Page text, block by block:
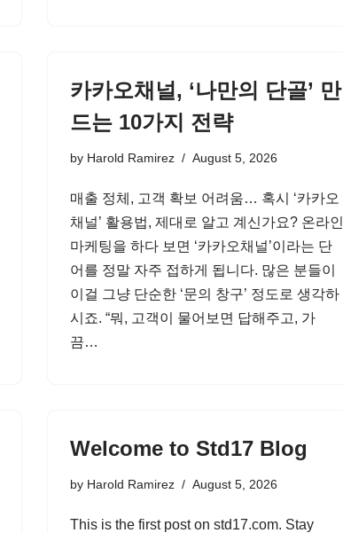
카카오채널, ‘나만의 단골’ 만
드는 10가지 전략
by Harold Ramirez August 5, 2026
매출 정체, 고객 확보 어려움… 혹시 ‘카카오
채널’ 활용법, 제대로 알고 계신가요? 온라인
마케팅을 하다 보면 ‘카카오채널’이라는 단
어를 정말 자주 접하게 됩니다. 많은 분들이
이걸 그냥 단순한 ‘문의 창구’ 정도로 생각하
시죠. “뭐, 고객이 물어보면 답해주고, 가
끔…
Welcome to Std17 Blog
by Harold Ramirez August 5, 2026
This is the first post on std17.com. Stay